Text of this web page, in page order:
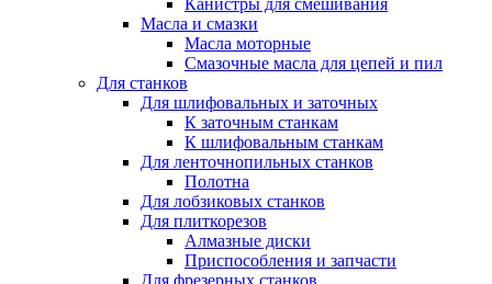
Канистры для смешивания
Масла и смазки
Масла моторные
Смазочные масла для цепей и пил
Для станков
Для шлифовальных и заточных
К заточным станкам
К шлифовальным станкам
Для ленточнопильных станков
Полотна
Для лобзиковых станков
Для плиткорезов
Алмазные диски
Приспособления и запчасти
Для фрезерных станков